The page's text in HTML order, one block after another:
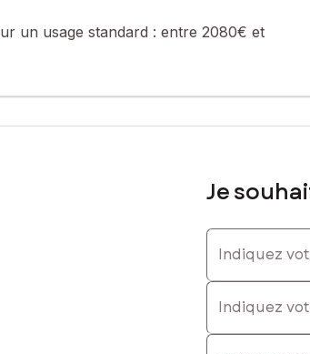
un usage standard : entre 2080€ et
Je
Indiquez votre
Indiquez votre
E-mail